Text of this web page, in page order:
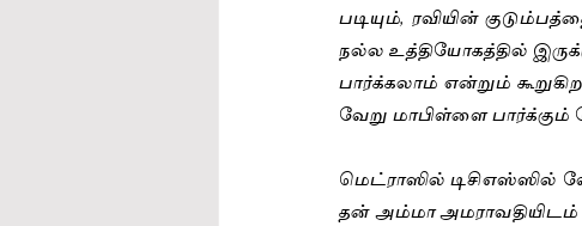
படியும், ரவியின்
நல்ல உத்தியோகத்தில்
பார்க்கலாம் என்றும்
வேறு மாபிள்ளை
மெட்ராஸில் டிசிஎஸ்ஸில்
தன் அம்மா